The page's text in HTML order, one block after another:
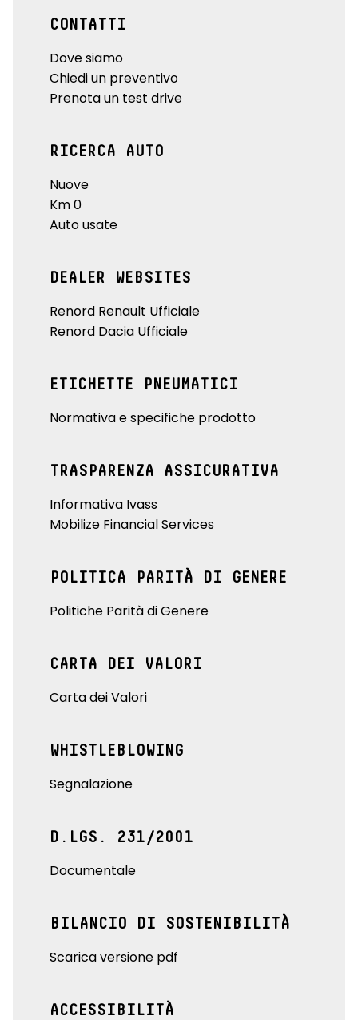
CONTATTI
Dove siamo
Chiedi un preventivo
Prenota un test drive
RICERCA AUTO
Nuove
Km 0
Auto usate
DEALER WEBSITES
Renord Renault Ufficiale
Renord Dacia Ufficiale
ETICHETTE PNEUMATICI
Normativa e specifiche prodotto
TRASPARENZA ASSICURATIVA
Informativa Ivass
Mobilize Financial Services
POLITICA PARITÀ DI GENERE
Politiche Parità di Genere
CARTA DEI VALORI
Carta dei Valori
WHISTLEBLOWING
Segnalazione
D.LGS. 231/2001
Documentale
BILANCIO DI SOSTENIBILITÀ
Scarica versione pdf
ACCESSIBILITÀ